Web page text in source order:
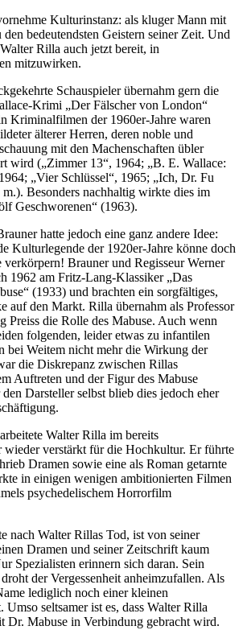
Kulturinstanz: als kluger Mann mit
bedeutendsten Geistern seiner Zeit. Und
Rilla auch jetzt bereit, in
mitzuwirken.
Schauspieler übernahm gern die
Krimi „Der Fälscher von London“
Kriminalfilmen der 1960er-Jahre waren
älterer Herren, deren noble und
mit den Machenschaften übler
wird („Zimmer 13“, 1964; „B. E. Wallace:
„Vier Schlüssel“, 1965; „Ich, Dr. Fu
Besonders nachhaltig wirkte dies im
Geschworenen“ (1963).
hatte jedoch eine ganz andere Idee:
Kulturlegende der 1920er-Jahre könne doch
verkörpern! Brauner und Regisseur Werner
1962 am Fritz-Lang-Klassiker „Das
(1933) und brachten ein sorgfältiges,
auf den Markt. Rilla übernahm als Professor
Preiss die Rolle des Mabuse. Auch wenn
folgenden, leider etwas zu infantilen
bei Weitem nicht mehr die Wirkung der
die Diskrepanz zwischen Rillas
Auftreten und der Figur des Mabuse
Darsteller selbst blieb dies jedoch eher
Walter Rilla im bereits
wieder verstärkt für die Hochkultur. Er führte
Dramen sowie eine als Roman getarnte
in einigen wenigen ambitionierten Filmen
psychedelischem Horrorfilm
nach Walter Rillas Tod, ist von seiner
Dramen und seiner Zeitschrift kaum
Spezialisten erinnern sich daran. Sein
der Vergessenheit anheimzufallen. Als
lediglich noch einer kleinen
Umso seltsamer ist es, dass Walter Rilla
Dr. Mabuse in Verbindung gebracht wird.